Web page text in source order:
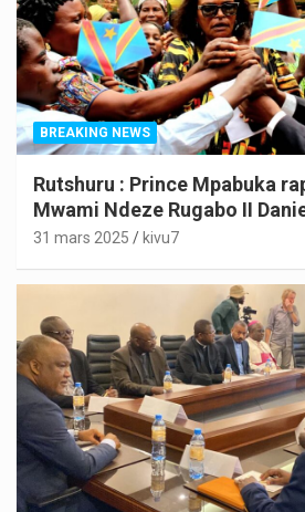
BREAKING NEWS
Rutshuru : Prince Mpabuka
Mwami Ndeze Rugabo II
de l’Indépendance du Congo
31 mars 2025 kivu7